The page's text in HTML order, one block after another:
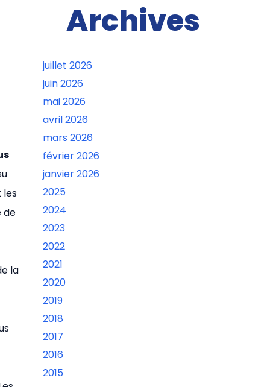
les
de
la
Archives
juillet 2026
juin 2026
mai 2026
avril 2026
mars 2026
février 2026
janvier 2026
2025
2024
2023
2022
2021
2020
2019
2018
2017
2016
2015